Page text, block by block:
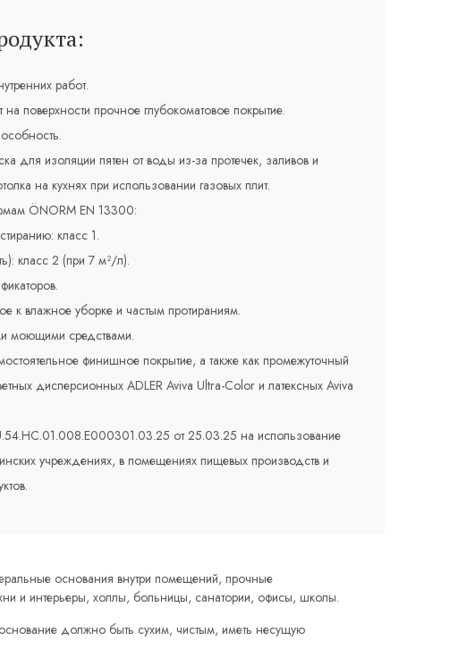
работ.
поверхности прочное глубокоматовое покрытие.
для изоляции пятен от воды из-за протечек, заливов и
на кухнях при использовании газовых плит.
ÖNORM EN 13300:
класс 1.
класс 2 (при 7 м²/л).
к влажное уборке и частым протираниям.
моющими средствами.
финишное покрытие, а также как промежуточный
дисперсионных ADLER Aviva Ultra-Color и латексных Aviva
от 25.03.25 на использование
учреждениях, в помещениях пищевых производств и
основания внутри помещений, прочные
и интерьеры, холлы, больницы, санатории, офисы, школы.
основание должно быть сухим, чистым, иметь несущую